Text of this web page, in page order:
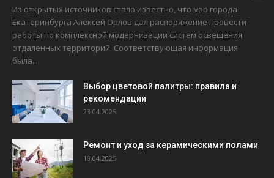
Из открытых источников стало известно, что мэр города
Екатеринбурга Алексей Орлов дал распоряжение провести
работы по комплексной модернизации систем освещения
отдаленных территорий. Соответствующая информация
была...
Выбор цветовой палитры: правила и
рекомендации
23.04.2025
Ремонт и уход за керамическими полами
18.04.2025